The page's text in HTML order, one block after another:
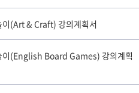
(Art & Craft) 강의계획서
이(English Board Games) 강의계획